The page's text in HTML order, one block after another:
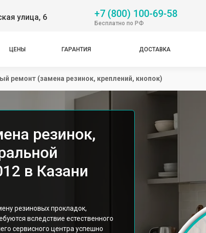
улица, 6 +7 (800) 100-69-58
Бесплатно по РФ
ЦЕНЫ ГАРАНТИЯ ДОСТАВКА
ремонт (замена резинок, креплений, кнопок)
резинок,
в Казани
резиновых прокладок,
вследствие естественного
сервисного центра успешно